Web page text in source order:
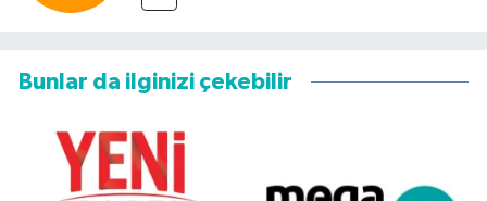
Bunlar da ilginizi çekebilir